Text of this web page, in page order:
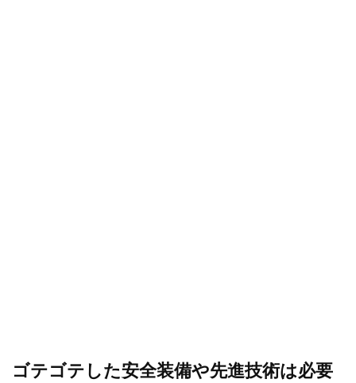
ゴテゴテした安全装備や先進技術は必要